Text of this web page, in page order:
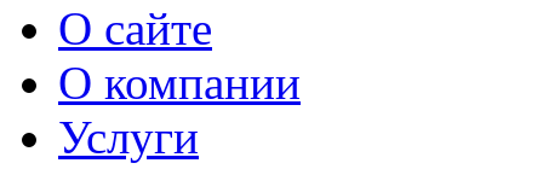
О сайте
О компании
Услуги